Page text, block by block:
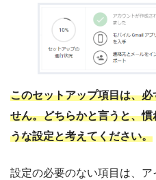
このセットアップ項目は、
せん。どちらかと言うと、
うな設定と考えてください。
設定の必要のない項目は、